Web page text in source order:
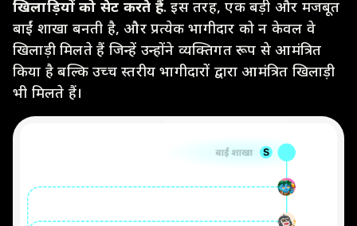
खिलाड़ियों को सेट करते हैं. इस तरह, एक बड़ी और मजबूत
बाईं शाखा बनती है, और प्रत्येक भागीदार को न केवल वे
खिलाड़ी मिलते हैं जिन्हें उन्होंने व्यक्तिगत रूप से आमंत्रित
किया है बल्कि उच्च स्तरीय भागीदारों द्वारा आमंत्रित खिलाड़ी
भी मिलते हैं।